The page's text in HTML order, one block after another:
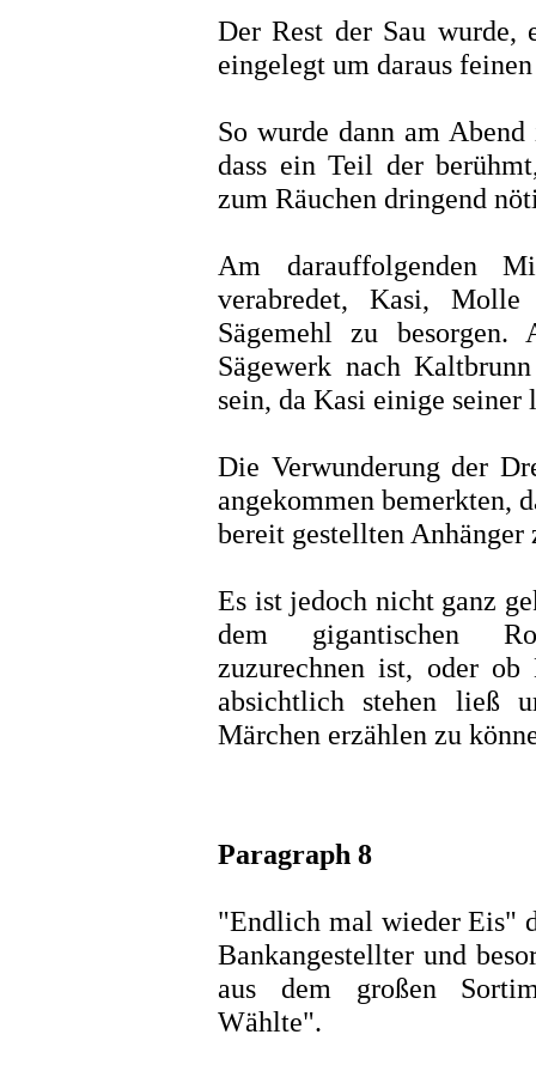
Der Rest der Sau wurde,
eingelegt um daraus
So wurde dann am
dass ein Teil der
zum Räuchen dringend
Am darauffolgenden
verabredet, Kasi,
Sägemehl zu besorgen.
Sägewerk nach
sein, da Kasi einige seiner
Die Verwunderung der
angekommen bemerkten,
bereit gestellten Anhänger
Es ist jedoch nicht ganz
dem gigantischen
zuzurechnen ist, oder ob
absichtlich stehen ließ
Märchen erzählen zu
Paragraph 8
"Endlich mal wieder Eis"
Bankangestellter und
aus dem großen
Wählte".